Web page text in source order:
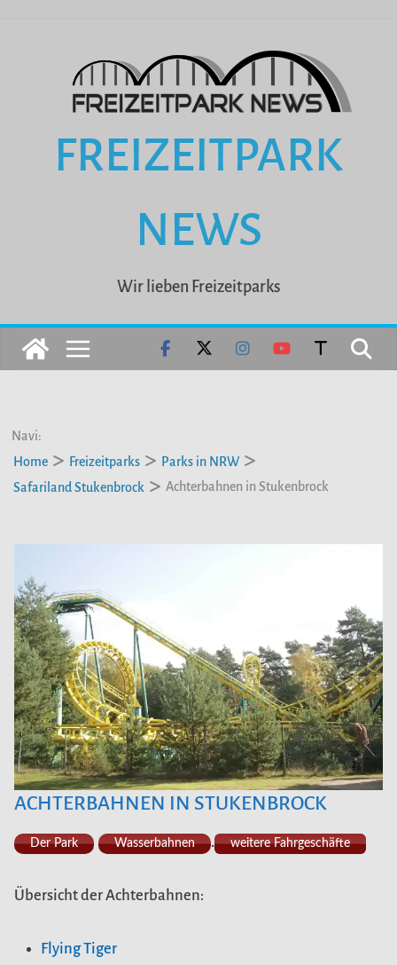
FREIZEITPARK
NEWS
Wir lieben Freizeitparks
Navi:
Home
Freizeitparks
Parks in NRW
Safariland Stukenbrock
Achterbahnen in Stukenbrock
ACHTERBAHNEN IN STUKENBROCK
Der Park Wasserbahnen . weitere Fahrgeschäfte
Übersicht der Achterbahnen:
Flying Tiger